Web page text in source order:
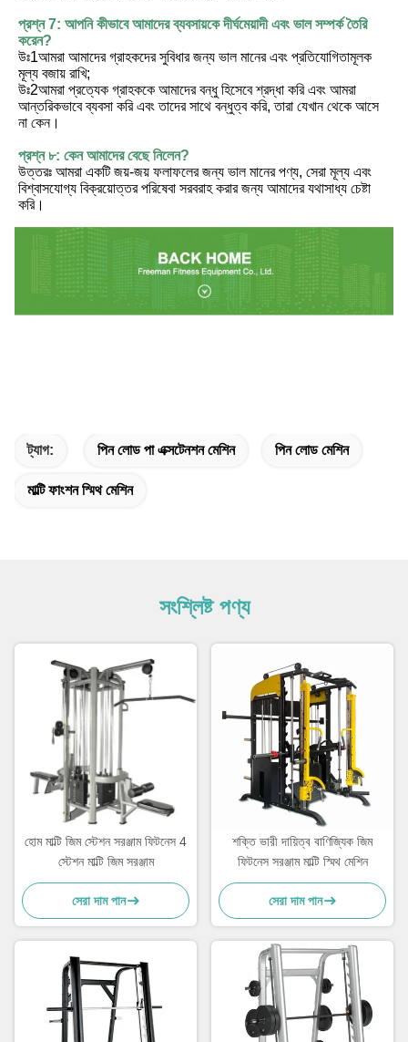
প্রশ্ন 7: আপনি কীভাবে আমাদের ব্যবসায়কে দীর্ঘমেয়াদী এবং ভাল সম্পর্ক তৈরি
করেন?
উঃ1আমরা আমাদের গ্রাহকদের সুবিধার জন্য ভাল মানের এবং প্রতিযোগিতামূলক
মূল্য বজায় রাখি;
উঃ2আমরা প্রত্যেক গ্রাহককে আমাদের বন্ধু হিসেবে শ্রদ্ধা করি এবং আমরা
আন্তরিকভাবে ব্যবসা করি এবং তাদের সাথে বন্ধুত্ব করি, তারা যেখান থেকে আসে
না কেন।
প্রশ্ন ৮: কেন আমাদের বেছে নিলেন?
উত্তরঃ আমরা একটি জয়-জয় ফলাফলের জন্য ভাল মানের পণ্য, সেরা মূল্য এবং
বিশ্বাসযোগ্য বিক্রয়োত্তর পরিষেবা সরবরাহ করার জন্য আমাদের যথাসাধ্য চেষ্টা
করি।
ট্যাগ: পিন লোড পা এক্সটেনশন মেশিন পিন লোড মেশিন
মাল্টি ফাংশন স্মিথ মেশিন
সংশ্লিষ্ট পণ্য
হোম মাল্টি জিম স্টেশন সরঞ্জাম ফিটনেস 4
স্টেশন মাল্টি জিম সরঞ্জাম
সেরা দাম পান
শক্তি ভারী দায়িত্ব বাণিজ্যিক জিম
ফিটনেস সরঞ্জাম মাল্টি স্মিথ মেশিন
সেরা দাম পান